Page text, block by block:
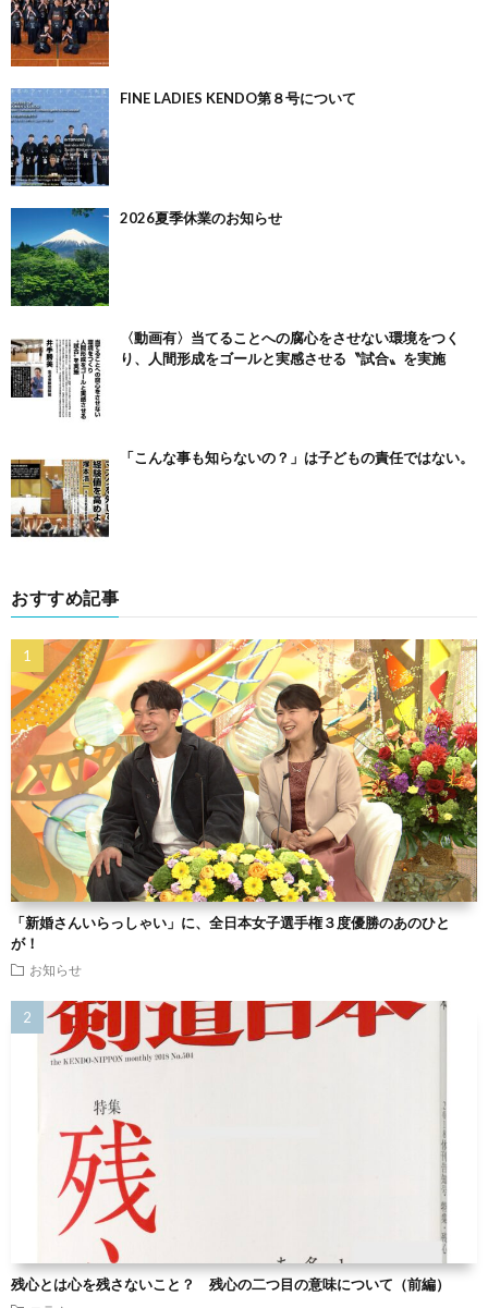
FINE LADIES KENDO第８号について
2026夏季休業のお知らせ
〈動画有〉当てることへの腐心をさせない環境をつく
り、人間形成をゴールと実感させる〝試合〟を実施
「こんな事も知らないの？」は子どもの責任ではない。
おすすめ記事
「新婚さんいらっしゃい」に、全日本女子選手権３度優勝のあのひと
が！
お知らせ
残心とは心を残さないこと？ 残心の二つ目の意味について（前編）